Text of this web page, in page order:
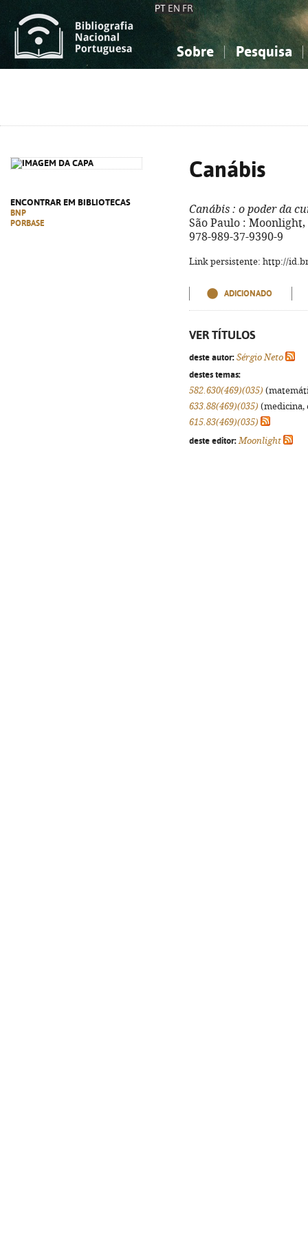
PT EN FR
Sobre Pesquisa
ENCONTRAR EM BIBLIOTECAS
BNP
PORBASE
Canábis
Canábis : o poder da
São Paulo : Moonlight,
978-989-37-9390-9
Link persistente: http://
ADICIONADO
VER TÍTULOS
deste autor: Sérgio Neto
destes temas:
582.630(469)(035)
633.88(469)(035) (medicina,
615.83(469)(035)
deste editor: Moonlight